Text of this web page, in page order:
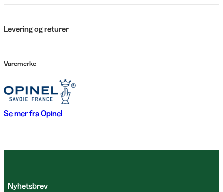
Levering og returer
Varemerke
Se mer fraOpinel
Nyhetsbrev